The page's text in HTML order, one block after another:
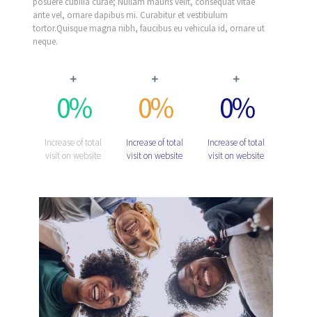
ante vel, ornare dapibus mi. Curabitur et vestibulum
tortor.Quisque magna nibh, faucibus eu vehicula id, ornare ut
neque.
0%
Increase of total
visit on website
0%
Increase of total
visit on website
0%
Increase of total
visit on website